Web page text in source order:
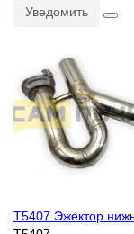
Уведомить
T5407 Эжектор